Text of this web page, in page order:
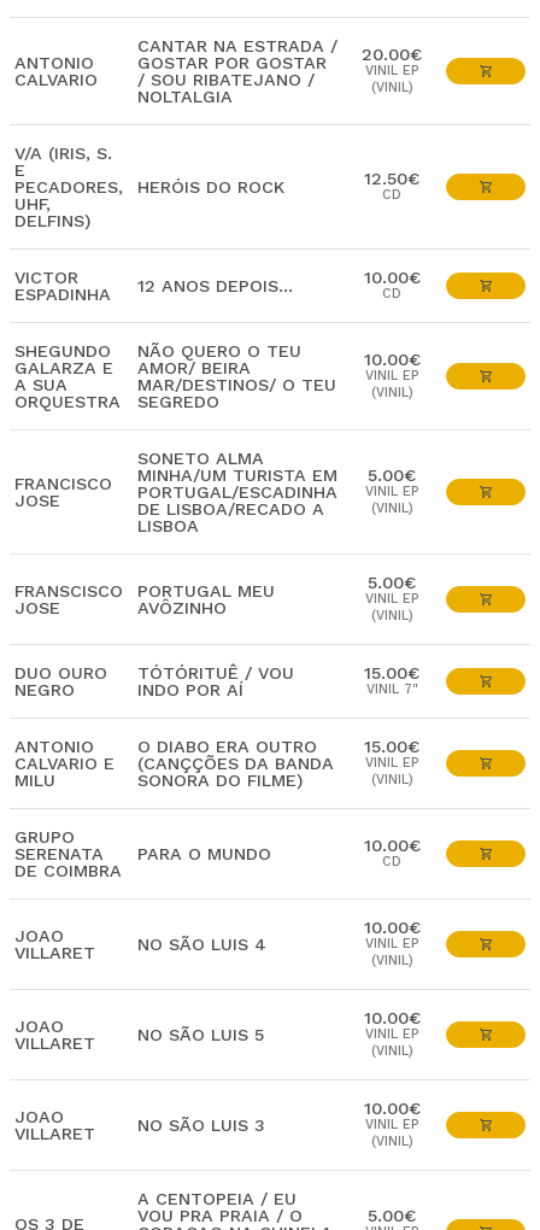
ANTONIO
CALVARIO
CANTAR NA ESTRADA /
GOSTAR POR GOSTAR
/ SOU RIBATEJANO /
NOLTALGIA
20.00€
VINIL EP
(VINIL)
V/A (IRIS, S.
E
PECADORES,
UHF,
DELFINS)
HERÓIS DO ROCK 12.50€
CD
VICTOR
ESPADINHA
12 ANOS DEPOIS... 10.00€
CD
SHEGUNDO
GALARZA E
A SUA
ORQUESTRA
NÃO QUERO O TEU
AMOR/ BEIRA
MAR/DESTINOS/ O TEU
SEGREDO
10.00€
VINIL EP
(VINIL)
FRANCISCO
JOSE
SONETO ALMA
MINHA/UM TURISTA EM
PORTUGAL/ESCADINHA
DE LISBOA/RECADO A
LISBOA
5.00€
VINIL EP
(VINIL)
FRANSCISCO
JOSE
PORTUGAL MEU
AVÔZINHO
5.00€
VINIL EP
(VINIL)
DUO OURO
NEGRO
TÓTÓRITUÊ / VOU
INDO POR AÍ
15.00€
VINIL 7"
ANTONIO
CALVARIO E
MILU
O DIABO ERA OUTRO
(CANÇÇÕES DA BANDA
SONORA DO FILME)
15.00€
VINIL EP
(VINIL)
GRUPO
SERENATA
DE COIMBRA
PARA O MUNDO 10.00€
CD
JOAO
VILLARET
NO SÃO LUIS 4
10.00€
VINIL EP
(VINIL)
JOAO
VILLARET
NO SÃO LUIS 5
10.00€
VINIL EP
(VINIL)
JOAO
VILLARET
NO SÃO LUIS 3
10.00€
VINIL EP
(VINIL)
OS 3 DE
A CENTOPEIA / EU
VOU PRA PRAIA / O
5.00€